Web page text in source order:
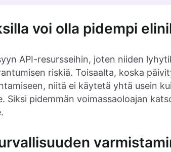
voi olla pidempi
API-resursseihin, joten niiden
riskiä. Toisaalta, koska
niitä ei käytetä yhtä usein
Siksi pidemmän voimassaoloajan